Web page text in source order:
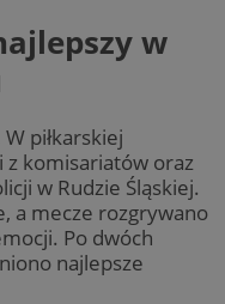
w
W piłkarskiej
z komisariatów oraz
w Rudzie Śląskiej.
a mecze rozgrywano
Po dwóch
najlepsze